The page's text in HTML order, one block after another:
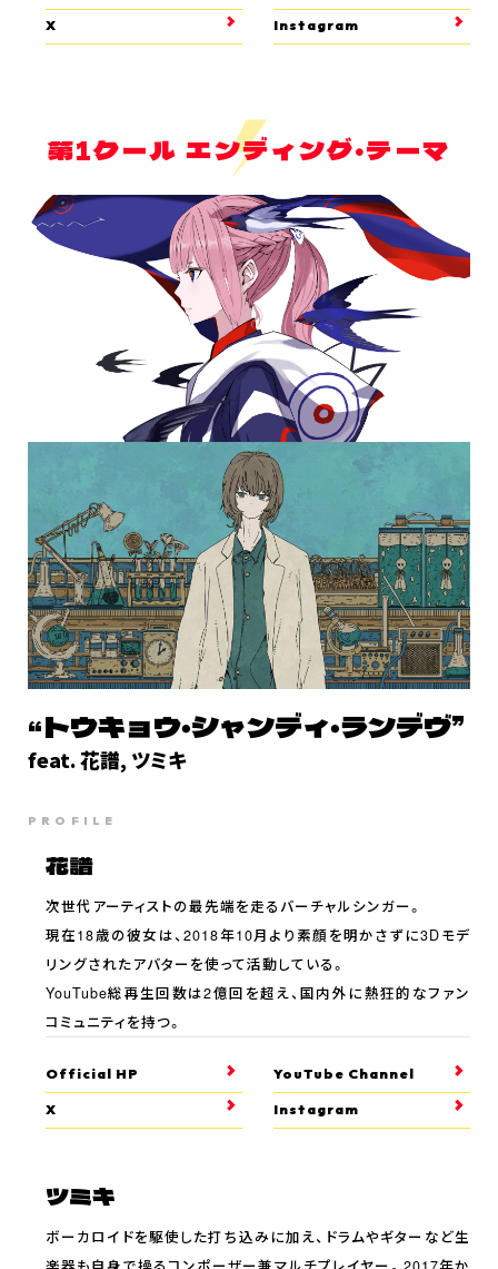
X
Instagram
第1クール エンディング・テーマ
“トウキョウ・シャンディ・ランデヴ”
feat. 花譜, ツミキ
PROFILE
花譜
次世代アーティストの最先端を走るバーチャルシンガー。
現在18歳の彼女は、2018年10月より素顔を明かさずに3Dモデ
リングされたアバターを使って活動している。
YouTube総再生回数は2億回を超え、国内外に熱狂的なファン
コミュニティを持つ。
Official HP
YouTube Channel
X
Instagram
ツミキ
ボーカロイドを駆使した打ち込みに加え、ドラムやギターなど生